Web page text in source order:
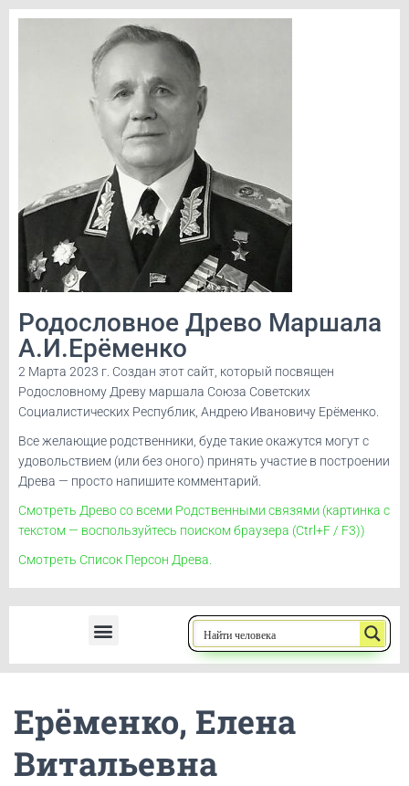
Родословное Древо Маршала
А.И.Ерёменко
2 Марта 2023 г. Создан этот сайт, который посвящен
Родословному Древу маршала Союза Советских
Социалистических Республик, Андрею Ивановичу Ерёменко.
Все желающие родственники, буде такие окажутся могут с
удовольствием (или без оного) принять участие в построении
Древа — просто напишите комментарий.
Смотреть Древо со всеми Родственными связями (картинка с
текстом — воспользуйтесь поиском браузера (Ctrl+F / F3))
Смотреть Список Персон Древа.
Ерёменко, Елена
Витальевна